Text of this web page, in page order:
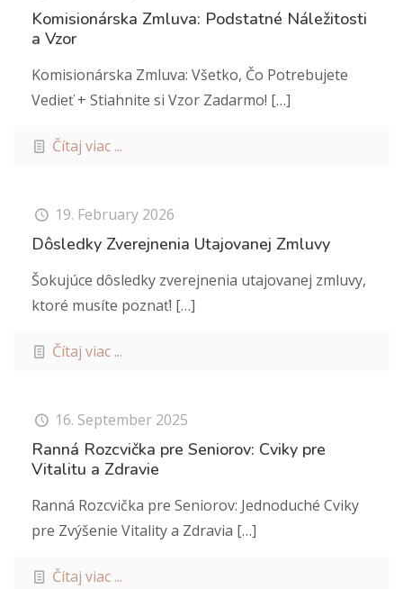
Komisionárska Zmluva: Podstatné Náležitosti
a Vzor
Komisionárska Zmluva: Všetko, Čo Potrebujete
Vedieť + Stiahnite si Vzor Zadarmo! […]
Čítaj viac ...
19. February 2026
Dôsledky Zverejnenia Utajovanej Zmluvy
Šokujúce dôsledky zverejnenia utajovanej zmluvy,
ktoré musíte poznať! […]
Čítaj viac ...
16. September 2025
Ranná Rozcvička pre Seniorov: Cviky pre
Vitalitu a Zdravie
Ranná Rozcvička pre Seniorov: Jednoduché Cviky
pre Zvýšenie Vitality a Zdravia […]
Čítaj viac ...